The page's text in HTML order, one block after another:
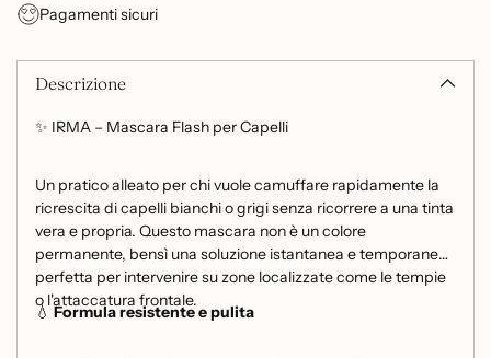
Pagamenti sicuri
Descrizione
✨ IRMA – Mascara Flash per Capelli
Un pratico alleato per chi vuole camuffare rapidamente la
ricrescita di capelli bianchi o grigi senza ricorrere a una tinta
vera e propria. Questo mascara non è un colore
permanente, bensì una soluzione istantanea e temporanea
perfetta per intervenire su zone localizzate come le tempie
o l'attaccatura frontale.
💧Formula resistente e pulita